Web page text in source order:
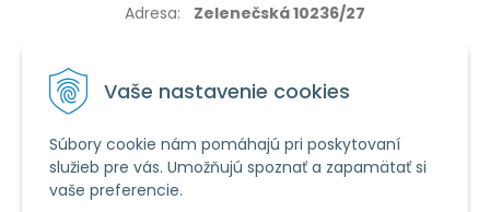
Vaše nastavenie cookies
Súbory cookie nám pomáhajú pri poskytovaní
služieb pre vás. Umožňujú spoznať a zapamätať si
vaše preferencie.
Adresa: Zelenečská 10236/27
VŠETKO O NÁKUPE